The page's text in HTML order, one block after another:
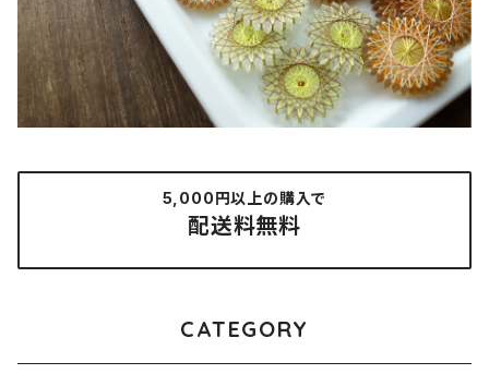
5,000円以上の購入で
配送料無料
CATEGORY